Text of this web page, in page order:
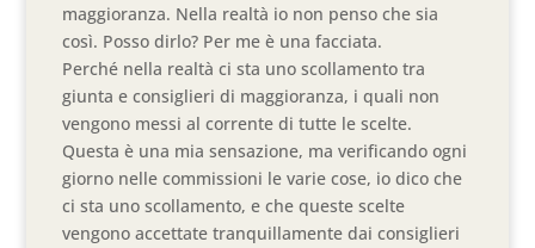
maggioranza. Nella realtà io non penso che sia
così. Posso dirlo? Per me è una facciata.
Perché nella realtà ci sta uno scollamento tra
giunta e consiglieri di maggioranza, i quali non
vengono messi al corrente di tutte le scelte.
Questa è una mia sensazione, ma verificando ogni
giorno nelle commissioni le varie cose, io dico che
ci sta uno scollamento, e che queste scelte
vengono accettate tranquillamente dai consiglieri